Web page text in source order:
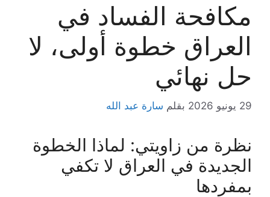
مكافحة الفساد في
العراق خطوة أولى، لا
حل نهائي
29 يونيو 2026 بقلم سارة عبد الله
نظرة من زاويتي: لماذا الخطوة
الجديدة في العراق لا تكفي
بمفردها